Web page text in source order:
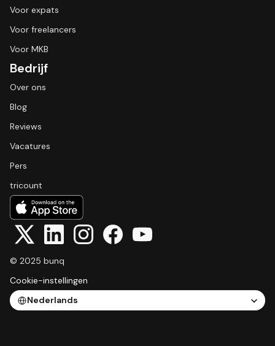
Voor expats
Voor freelancers
Voor MKB
Bedrijf
Over ons
Blog
Reviews
Vacatures
Pers
tricount
© 2025 bunq
Cookie-instellingen
Select Language
Nederlands